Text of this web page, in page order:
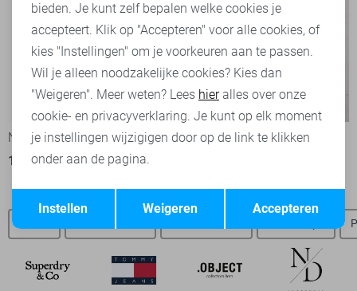
-20%
Noisy may T-shirt
19,95 24,99
Vila T-shirt
Terug Opslaan
bieden. Je kunt zelf bepalen welke cookies je
accepteert. Klik op "Accepteren" voor alle cookies, of
kies "Instellingen" om je voorkeuren aan te passen.
Wil je alleen noodzakelijke cookies? Kies dan
"Weigeren". Meer weten? Lees hieralles over onze
cookie- en privacyverklaring. Je kunt op elk moment
je instellingen wijzigigen door op de link te klikken
onder aan de pagina.
Accepteren
Weigeren
Instellen